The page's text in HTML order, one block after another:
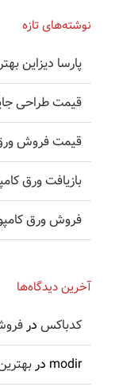
نوشته‌های تازه
پارسا دیزاین
قیمت طراحی
قیمت فروش
بازیافت ورق
فروش ورق
آخرین دیدگاه‌ها
کدباکس در
modir در